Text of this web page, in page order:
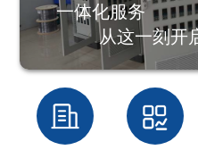
一体化服务
从这一刻开启